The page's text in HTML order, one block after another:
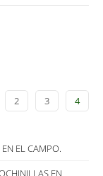
2 3 4
EL CAMPO.
EN